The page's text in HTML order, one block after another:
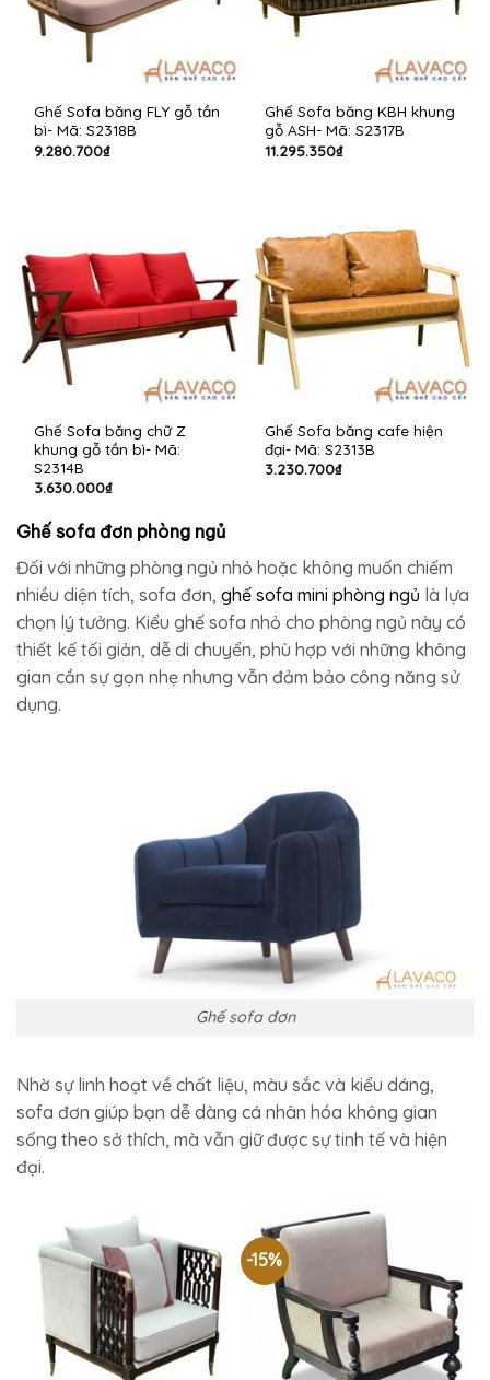
Ghế Sofa băng FLY gỗ tần
bì- Mã: S2318B
9.280.700₫
Ghế Sofa băng KBH khung
gỗ ASH- Mã: S2317B
11.295.350₫
Ghế Sofa băng chữ Z
khung gỗ tần bì- Mã:
S2314B
3.630.000₫
Ghế Sofa băng cafe hiện
đại- Mã: S2313B
3.230.700₫
Ghế sofa đơn phòng ngủ​
Đối với những phòng ngủ nhỏ hoặc không muốn chiếm
nhiều diện tích, sofa đơn, ghế sofa mini phòng ngủ là lựa
chọn lý tưởng. Kiểu ghế sofa nhỏ cho phòng ngủ này có
thiết kế tối giản, dễ di chuyển, phù hợp với những không
gian cần sự gọn nhẹ nhưng vẫn đảm bảo công năng sử
dụng.
Ghế sofa đơn
Nhờ sự linh hoạt về chất liệu, màu sắc và kiểu dáng,
sofa đơn giúp bạn dễ dàng cá nhân hóa không gian
sống theo sở thích, mà vẫn giữ được sự tinh tế và hiện
đại.
-15%